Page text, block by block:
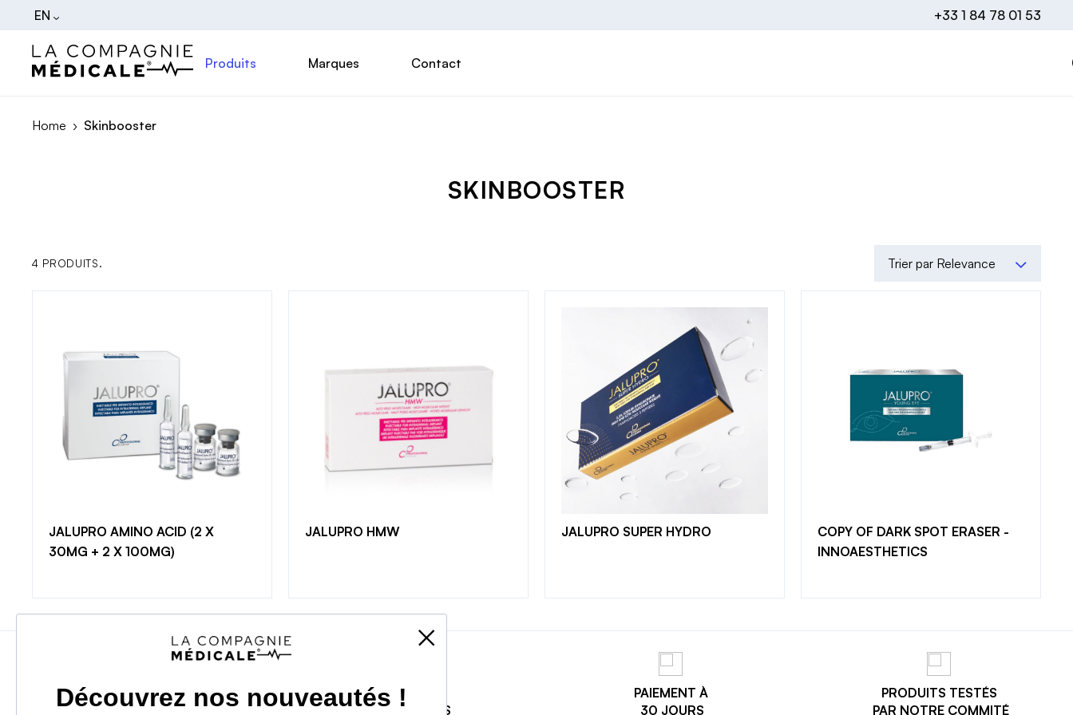
EN +33 1 84 78 01 53
Produits Marques Contact
Home Skinbooster
SKINBOOSTER
4 PRODUITS. Trier par Relevance
JALUPRO AMINO ACID (2 X
30MG + 2 X 100MG)
JALUPRO HMW JALUPRO SUPER HYDRO
COPY OF DARK SPOT ERASER -
INNOAESTHETICS
LIVRAISON
EXPRESS 24H
PAIEMENT
3X SANS FRAIS
PAIEMENT À
30 JOURS
PRODUITS TESTÉS
PAR NOTRE COMMITÉ
CRÉER UN COMPTE
Site exclusivement réservé aux professionnels
de la médecine esthétique. Créer un compte pour
accéder aux tarifs en ligne et commander.